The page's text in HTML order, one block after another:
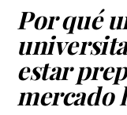
Por qué
estar
mercado